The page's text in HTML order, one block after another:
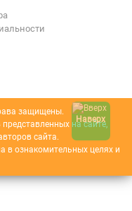
защищены.
на сайте,
сайта.
в ознакомительных целях и
Наверх